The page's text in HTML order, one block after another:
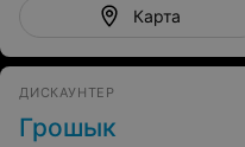
Карта
ДИСКАУНТЕР
Грошык